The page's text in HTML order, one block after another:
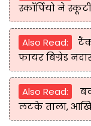
स्कॉर्पियो ने
Also Read:
फायर बिग्रेड
Also Read:
लटके ताला,